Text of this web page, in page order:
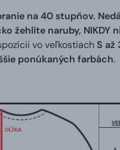
na 40 stupňov.
žehlite naruby, NIKDY
vo veľkostiach S až
ponúkaných farbách.